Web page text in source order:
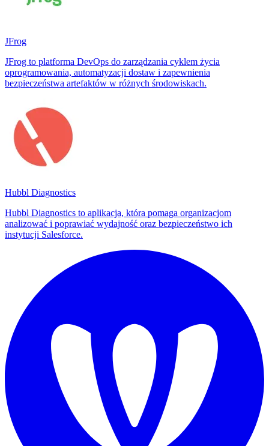
JFrog
JFrog to platforma DevOps do zarządzania cyklem życia
oprogramowania, automatyzacji dostaw i zapewnienia
bezpieczeństwa artefaktów w różnych środowiskach.
Hubbl Diagnostics
Hubbl Diagnostics to aplikacja, która pomaga organizacjom
analizować i poprawiać wydajność oraz bezpieczeństwo ich
instytucji Salesforce.